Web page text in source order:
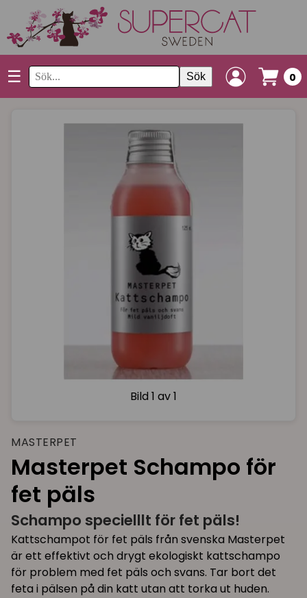
☰ Sök 0
Bild 1 av 1
MASTERPET
Masterpet Schampo för
fet päls
Schampo specielllt för fet päls!
Kattschampot för fet päls från svenska Masterpet
är ett effektivt och drygt ekologiskt kattschampo
för problem med fet päls och svans. Tar bort det
feta i pälsen på din katt utan att torka ut huden.